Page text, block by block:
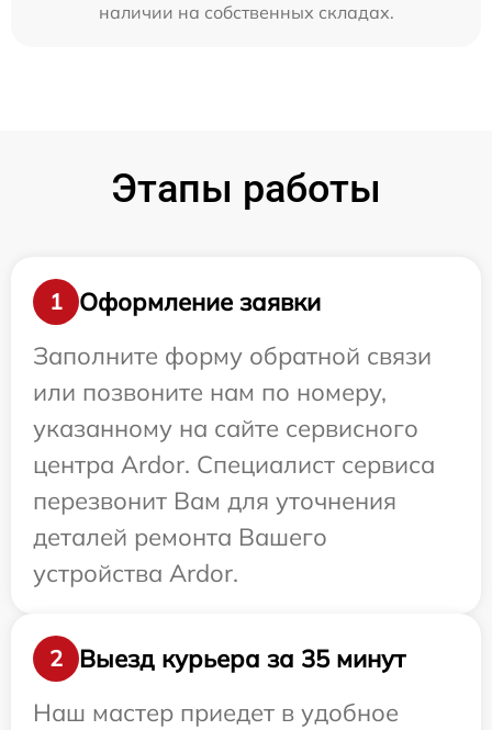
наличии на собственных складах.
Этапы работы
1
Оформление заявки
Заполните форму обратной связи
или позвоните нам по номеру,
указанному на сайте сервисного
центра Ardor. Специалист сервиса
перезвонит Вам для уточнения
деталей ремонта Вашего
устройства Ardor.
2
Выезд курьера за 35 минут
Наш мастер приедет в удобное